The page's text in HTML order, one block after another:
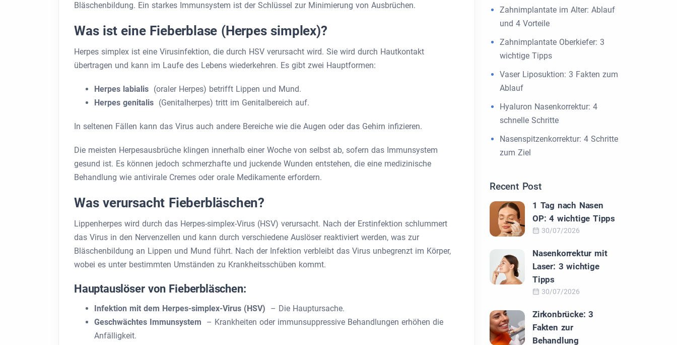
Bläschenbildung. Ein starkes Immunsystem ist der Schlüssel zur Minimierung von Ausbrüchen.
Was ist eine Fieberblase (Herpes simplex)?
Herpes simplex ist eine Virusinfektion, die durch HSV verursacht wird. Sie wird durch Hautkontakt
übertragen und kann im Laufe des Lebens wiederkehren. Es gibt zwei Hauptformen:
Herpes labialis (oraler Herpes) betrifft Lippen und Mund.
Herpes genitalis (Genitalherpes) tritt im Genitalbereich auf.
In seltenen Fällen kann das Virus auch andere Bereiche wie die Augen oder das Gehirn infizieren.
Die meisten Herpesausbrüche klingen innerhalb einer Woche von selbst ab, sofern das Immunsystem
gesund ist. Es können jedoch schmerzhafte und juckende Wunden entstehen, die eine medizinische
Behandlung wie antivirale Cremes oder orale Medikamente erfordern.
Was verursacht Fieberbläschen?
Lippenherpes wird durch das Herpes-simplex-Virus (HSV) verursacht. Nach der Erstinfektion schlummert
das Virus in den Nervenzellen und kann durch verschiedene Auslöser reaktiviert werden, was zur
Bläschenbildung an Lippen und Mund führt. Nach der Infektion verbleibt das Virus unbegrenzt im Körper,
wobei es unter bestimmten Umständen zu Krankheitsschüben kommt.
Hauptauslöser von Fieberbläschen:
Infektion mit dem Herpes-simplex-Virus (HSV) – Die Hauptursache.
Geschwächtes Immunsystem – Krankheiten oder immunsuppressive Behandlungen erhöhen die
Anfälligkeit.
Zahnimplantate im Alter: Ablauf
und 4 Vorteile
Zahnimplantate Oberkiefer: 3
wichtige Tipps
Vaser Liposuktion: 3 Fakten zum
Ablauf
Hyaluron Nasenkorrektur: 4
schnelle Schritte
Nasenspitzenkorrektur: 4 Schritte
zum Ziel
Recent Post
1 Tag nach Nasen
OP: 4 wichtige Tipps
30/07/2026
Nasenkorrektur mit
Laser: 3 wichtige
Tipps
30/07/2026
Zirkonbrücke: 3
Fakten zur
Behandlung